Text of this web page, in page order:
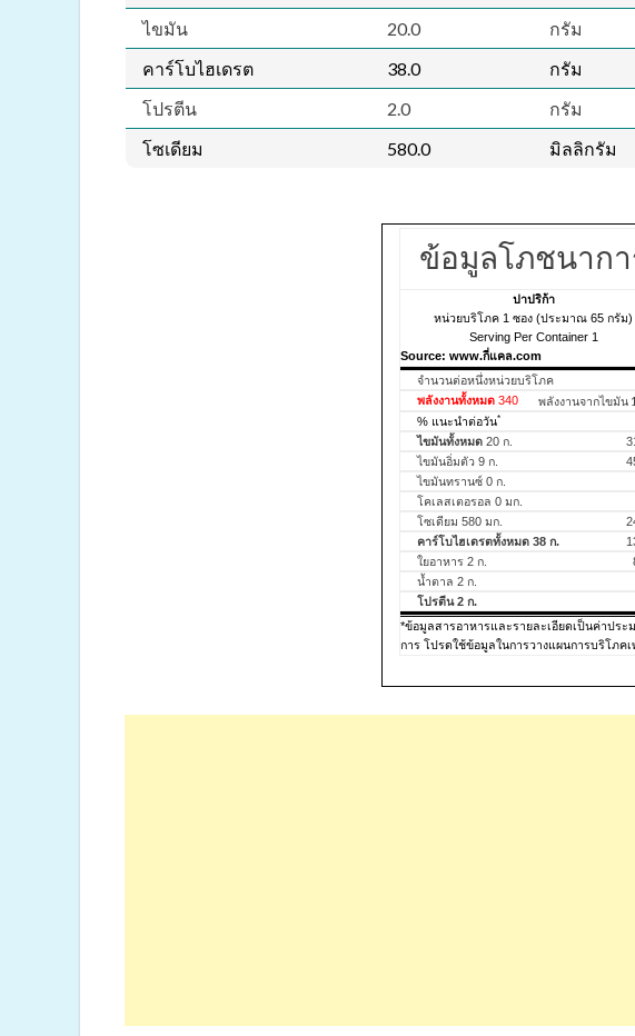
ไขมัน
20.0
กรัม
คาร์โบไฮเดรต
38.0
กรัม
โปรตีน
2.0
กรัม
โซเดียม
580.0 มิลลิกรัม
ข้อมูลโภชนากา
ปาปริก้า
หน่วยบริโภค 1 ซอง (ประมาณ 65 กรัม)
Serving Per Container 1
Source: www.กี่แคล.com
จำนวนต่อหนึ่งหน่วยบริโภค
พลังงานทั้งหมด340 พลังงานจากไขมัน
% แนะนำต่อวัน*
ไขมันทั้งหมด20 ก.
ไขมันอิ่มตัว 9 ก.
ไขมันทรานซ์ 0 ก.
โคเลสเตอรอล 0 มก.
โซเดียม 580 มก.
คาร์โบไฮเดรตทั้งหมด 38 ก.
ใยอาหาร 2 ก.
น้ำตาล 2 ก.
โปรตีน 2 ก.
*ข้อมูลสารอาหารและรายละเอียดเป็นค่าประ
การ โปรดใช้ข้อมูลในการวางแผนการบริโภคเ